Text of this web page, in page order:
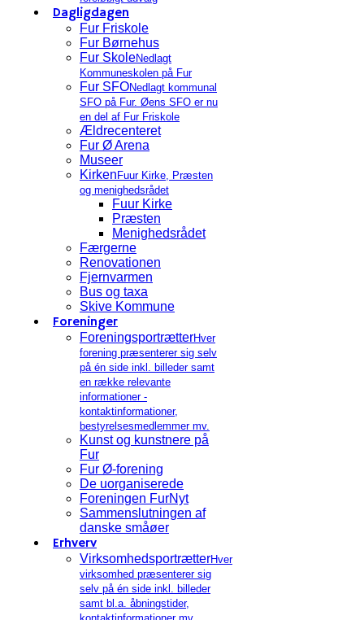
Dagligdagen
Fur Friskole
Fur Børnehus
Fur SkoleNedlagt
Kommuneskolen på Fur
Fur SFONedlagt kommunal
SFO på Fur. Øens SFO er nu
en del af Fur Friskole
Ældrecenteret
Fur Ø Arena
Museer
Kirken Fuur Kirke, Præsten
og menighedsrådet
Fuur Kirke
Præsten
Menighedsrådet
Færgerne
Renovationen
Fjernvarmen
Bus og taxa
Skive Kommune
Foreninger
ForeningsportrætterHver
forening præsenterer sig selv
på én side inkl. billeder samt
en række relevante
informationer -
kontaktinformationer,
bestyrelsesmedlemmer mv.
Kunst og kunstnere på
Fur
Fur Ø-forening
De uorganiserede
Foreningen FurNyt
Sammenslutningen af
danske småøer
Erhverv
VirksomhedsportrætterHver
virksomhed præsenterer sig
selv på én side inkl. billeder
samt bl.a. åbningstider,